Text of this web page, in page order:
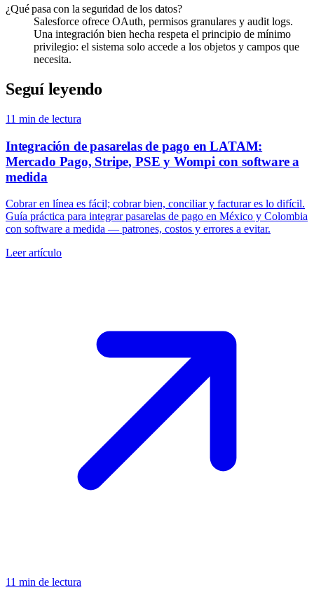
¿Qué pasa con la seguridad de los datos?
Salesforce ofrece OAuth, permisos granulares y audit logs.
Una integración bien hecha respeta el principio de mínimo
privilegio: el sistema solo accede a los objetos y campos que
necesita.
Seguí leyendo
11 min de lectura
Integración de pasarelas de pago en LATAM:
Mercado Pago, Stripe, PSE y Wompi con software a
medida
Cobrar en línea es fácil; cobrar bien, conciliar y facturar es lo difícil.
Guía práctica para integrar pasarelas de pago en México y Colombia
con software a medida — patrones, costos y errores a evitar.
Leer artículo
11 min de lectura